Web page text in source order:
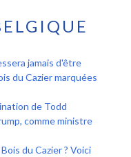
jamais d'être
du Cazier marquées
de Todd
comme ministre
du Cazier ? Voici